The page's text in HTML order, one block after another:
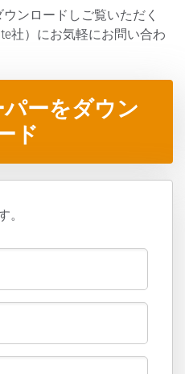
ンロードしご覧いただく
社）にお気軽にお問い合わ
ーをダウン
ド
。